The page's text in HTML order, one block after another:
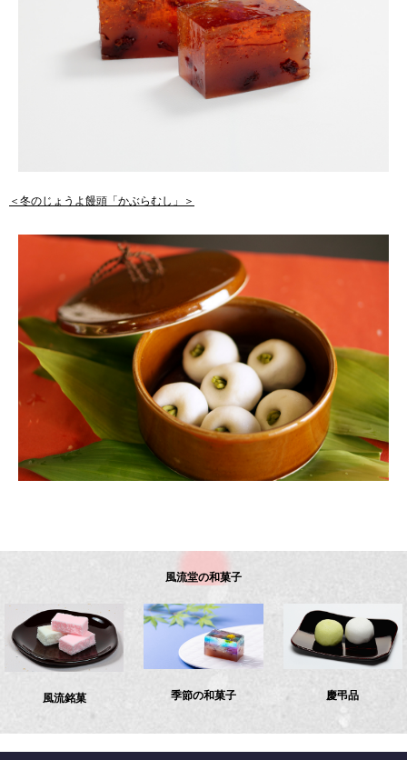
＜冬のじょうよ饅頭「かぶらむし」＞
風流堂の和菓子
風流銘菓 季節の和菓子 慶弔品